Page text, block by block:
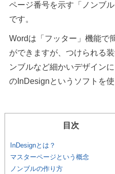
ページ番号を示す「ノンブ
です。
Wordは「フッター」機能で
ができますが、つけられる
ンブルなど細かいデザイン
のInDesignというソフトを
目次
InDesignとは？
マスターページという概念
ノンブルの作り方